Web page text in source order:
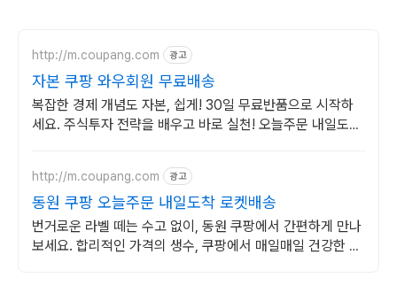
http://m.coupang.com 광고
자본 쿠팡 와우회원 무료배송
복잡한 경제 개념도 자본, 쉽게! 30일 무료반품으로 시작하
세요. 주식투자 전략을 배우고 바로 실천! 오늘주문 내일도착
http://m.coupang.com 광고
동원 쿠팡 오늘주문 내일도착 로켓배송
번거로운 라벨 떼는 수고 없이, 동원 쿠팡에서 간편하게 만나
보세요. 합리적인 가격의 생수, 쿠팡에서 매일매일 건강한 물